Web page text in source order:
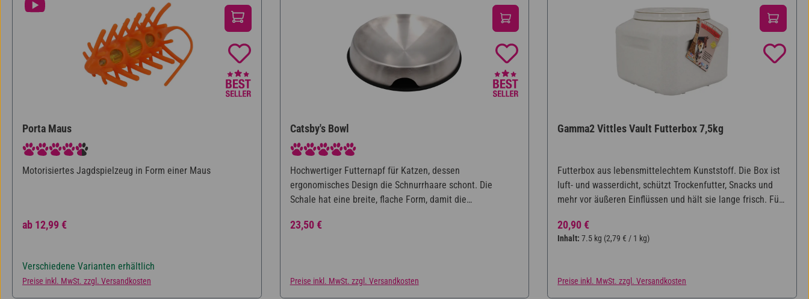
Porta Maus
Durchschnittliche Bewertung von 4.75 von 5 Sternen
Motorisiertes Jagdspielzeug in Form einer Maus
Regulärer Preis:
ab 12,99 €
Verschiedene Varianten erhältlich
Preise inkl. MwSt. zzgl. Versandkosten
Catsby's Bowl
Durchschnittliche Bewertung von 5 von 5 Sternen
Hochwertiger Futternapf für Katzen, dessen
ergonomisches Design die Schnurrhaare schont. Die
Schale hat eine breite, flache Form, damit die
in Kontakt kommen und die Katze das Fressen genießen
Unterlage.
Regulärer Preis:
23,50 €
Preise inkl. MwSt. zzgl. Versandkosten
Gamma2 Vittles Vault Futterbox 7,5kg
Futterbox aus lebensmittelechtem Kunststoff. Die Box ist
luft- und wasserdicht, schützt Trockenfutter, Snacks und
mehr vor äußeren Einflüssen und hält sie lange frisch. Für
Regulärer Preis:
20,90 €
Inhalt:7.5 kg (2,79 € / 1 kg)
Preise inkl. MwSt. zzgl. Versandkosten